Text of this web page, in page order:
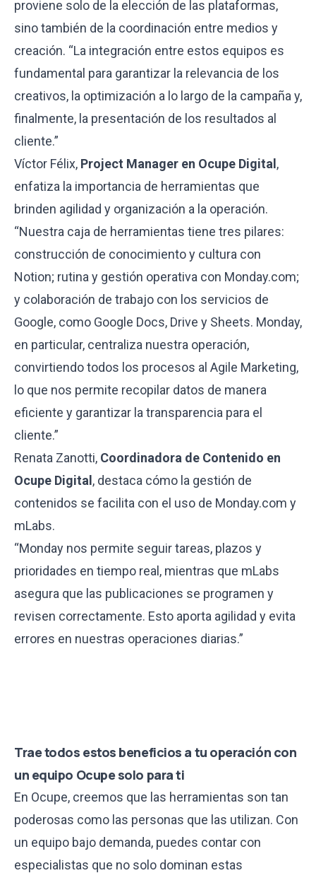
proviene solo de la elección de las plataformas,
sino también de la coordinación entre medios y
creación. “La integración entre estos equipos es
fundamental para garantizar la relevancia de los
creativos, la optimización a lo largo de la campaña y,
finalmente, la presentación de los resultados al
cliente.”
Víctor Félix, Project Manager en Ocupe Digital ,
enfatiza la importancia de herramientas que
brinden agilidad y organización a la operación.
“Nuestra caja de herramientas tiene tres pilares:
construcción de conocimiento y cultura con
Notion; rutina y gestión operativa con Monday.com;
y colaboración de trabajo con los servicios de
Google, como Google Docs, Drive y Sheets. Monday,
en particular, centraliza nuestra operación,
convirtiendo todos los procesos al Agile Marketing,
lo que nos permite recopilar datos de manera
eficiente y garantizar la transparencia para el
cliente.”
Renata Zanotti, Coordinadora de Contenido en
Ocupe Digital , destaca cómo la gestión de
contenidos se facilita con el uso de Monday.com y
mLabs.
“Monday nos permite seguir tareas, plazos y
prioridades en tiempo real, mientras que mLabs
asegura que las publicaciones se programen y
revisen correctamente. Esto aporta agilidad y evita
errores en nuestras operaciones diarias.”
Trae todos estos beneficios a tu operación con
un equipo Ocupe solo para ti
En Ocupe, creemos que las herramientas son tan
poderosas como las personas que las utilizan. Con
un equipo bajo demanda, puedes contar con
especialistas que no solo dominan estas